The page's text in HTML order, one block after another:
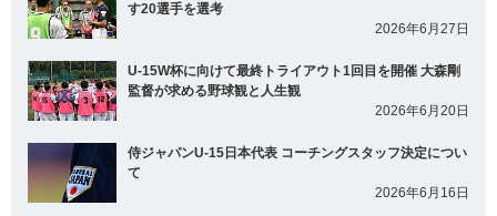
す20選手を選考
2026年6月27日
U-15W杯に向けて最終トライアウト1回目を開催 大森剛
監督が求める野球観と人生観
2026年6月20日
侍ジャパンU-15日本代表 コーチングスタッフ決定につい
て
2026年6月16日